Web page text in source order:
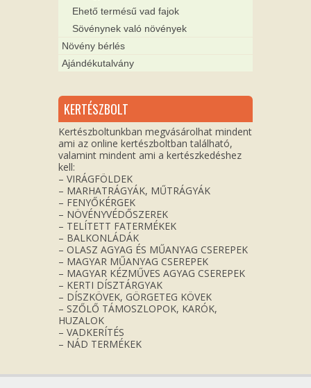
Ehető termésű vad fajok
Sövénynek való növények
Növény bérlés
Ajándékutalvány
KERTÉSZBOLT
Kertészboltunkban megvásárolhat mindent
ami az online kertészboltban található,
valamint mindent ami a kertészkedéshez
kell:
– VIRÁGFÖLDEK
– MARHATRÁGYÁK, MŰTRÁGYÁK
– FENYŐKÉRGEK
– NÖVÉNYVÉDŐSZEREK
– TELÍTETT FATERMÉKEK
– BALKONLÁDÁK
– OLASZ AGYAG ÉS MŰANYAG CSEREPEK
– MAGYAR MŰANYAG CSEREPEK
– MAGYAR KÉZMŰVES AGYAG CSEREPEK
– KERTI DÍSZTÁRGYAK
– DÍSZKÖVEK, GÖRGETEG KÖVEK
– SZŐLŐ TÁMOSZLOPOK, KARÓK,
HUZALOK
– VADKERÍTÉS
– NÁD TERMÉKEK